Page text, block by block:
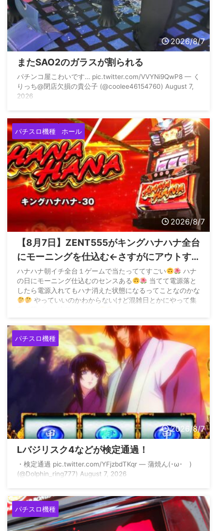
2026/8/7
またSAO2のガラスが割られる
パチンコ屋こわいです… pic.twitter.com/VVYNi9QwP8 — く
りっち@閉店欠損の貴公子 (@coolee46154760) August 7,
2026
パチスロ機種 ホール
2026/8/7
【8月7日】ZENT555がキングハナハナ全台
にモーニングを仕込む←さすがにアウトす
ぎてお咎めなしなら加速すると危惧する声
も
ハナハナ朝イチ全台１ゲームで当たっててすごい
ハナ
の日にモーニング仕込むのセンスある
当てて電源落と
したら電源入れてもハナ消えた状態になるってことなのかな
やっていいのかわからないけど混雑日とかにやって集
(@z3QM2EHwjP94458) August 7, 2026 &n ...
パチスロ機種
2026/8/7
Lバジリスク4などが検定通過！
・⁠検定通過 pic.twitter.com/YFjzbdTKqr — 蒲焼ん(･ω･ )
(@Dolphin_ring777) August 7, 2026
パチスロ機種